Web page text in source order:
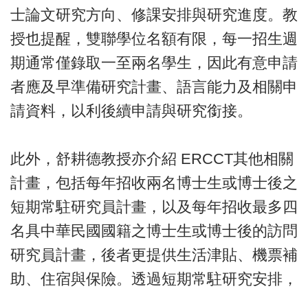
士論文研究方向、修課安排與研究進度。教
授也提醒，雙聯學位名額有限，每一招生週
期通常僅錄取一至兩名學生，因此有意申請
者應及早準備研究計畫、語言能力及相關申
請資料，以利後續申請與研究銜接。
此外，舒耕德教授亦介紹 ERCCT其他相關
計畫，包括每年招收兩名博士生或博士後之
短期常駐研究員計畫，以及每年招收最多四
名具中華民國國籍之博士生或博士後的訪問
研究員計畫，後者更提供生活津貼、機票補
助、住宿與保險。透過短期常駐研究安排，